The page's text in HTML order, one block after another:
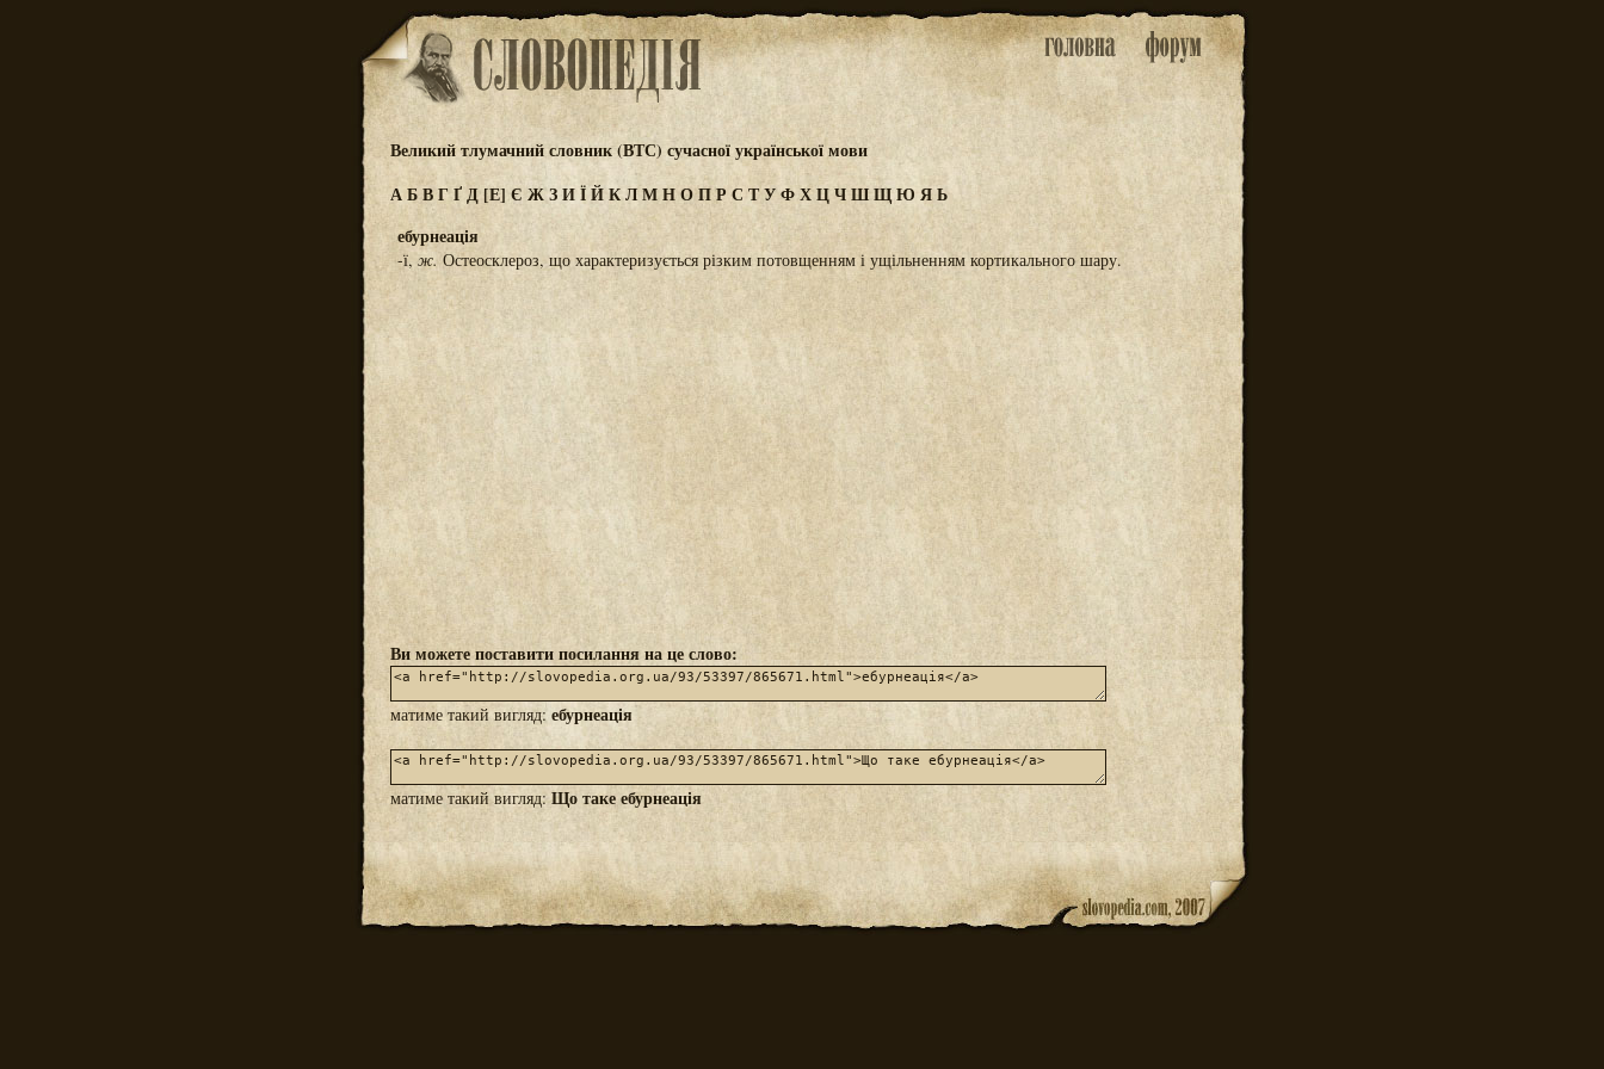
Великий тлумачний словник (ВТС) сучасної української мови
АБВГҐД[Е] Є ЖЗИЇЙКЛМНОПРС ТУФХЦЧШЩЮ ЯЬ
ебурнеація
-ї, ж. Остеосклероз, що характеризується різким потовщенням і ущільненням кортикального шару.
Ви можете поставити посилання на це слово:
матиме такий вигляд: ебурнеація
матиме такий вигляд:Що таке ебурнеація